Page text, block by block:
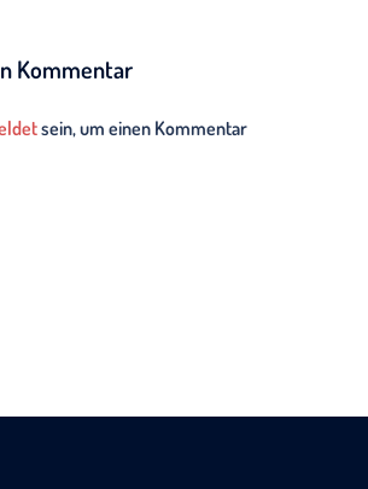
Kommentar
sein, um einen Kommentar